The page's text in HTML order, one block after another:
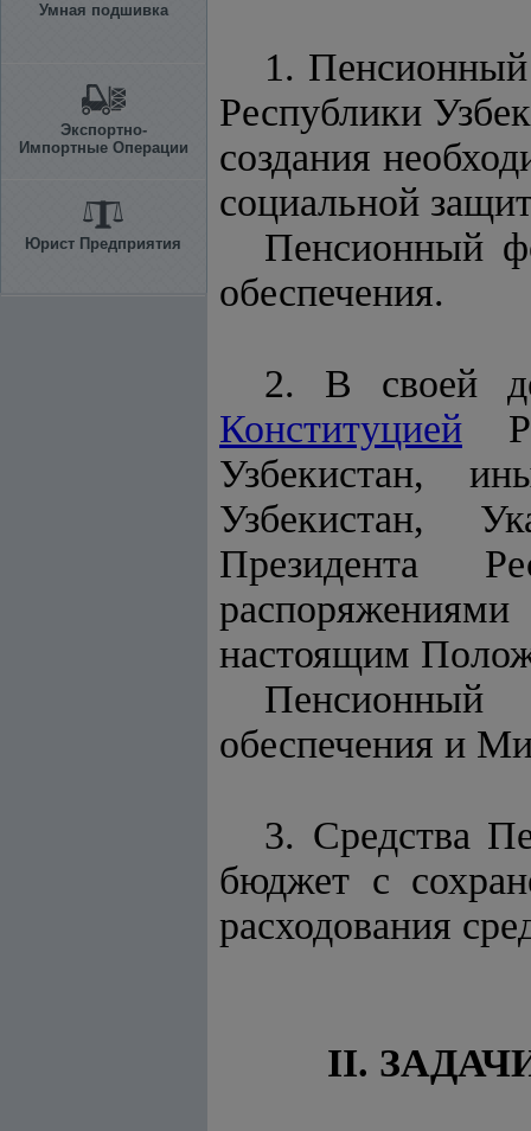
Умная подшивка
Экспортно-
Импортные Операции
Юрист Предприятия
1. Пенсионный
Республики
создания
социальной
Пенсионный
обеспечения.
2. В своей
Конституцией
Узбекистан,
Узбекистан,
Президента
настоящим
Пенсионный
обеспечения и
3. Средства
бюджет с
расходования
II.